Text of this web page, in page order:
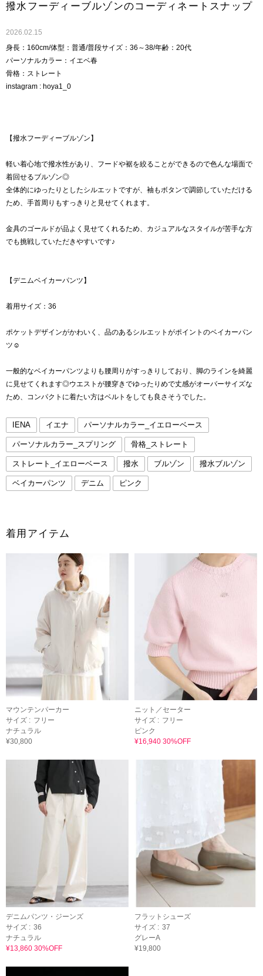
撥水フーディーブルゾンのコーディネートスナップ
2026.02.15
身長：160cm/体型：普通/普段サイズ：36～38/年齢：20代
パーソナルカラー：イエベ春
骨格：ストレート
instagram : hoya1_0
【撥水フーディーブルゾン】
軽い着心地で撥水性があり、フードや裾を絞ることができるので色んな場面で
着回せるブルゾン◎
全体的にゆったりとしたシルエットですが、袖もボタンで調節していただける
ため、手首周りもすっきりと見せてくれます。
金具のゴールドが品よく見せてくれるため、カジュアルなスタイルが苦手な方
でも挑戦していただきやすいです♪
【デニムベイカーパンツ】
着用サイズ：36
ポケットデザインがかわいく、品のあるシルエットがポイントのベイカーパン
ツ☺︎
一般的なベイカーパンツよりも腰周りがすっきりしており、脚のラインを綺麗
に見せてくれます◎ウエストが腰穿きでゆったりめで丈感がオーバーサイズな
ため、コンパクトに着たい方はベルトをしても良さそうでした。
IENA イエナ パーソナルカラー_イエローベース
パーソナルカラー_スプリング 骨格_ストレート
ストレート_イエローベース 撥水 ブルゾン 撥水ブルゾン
ベイカーパンツ デニム ピンク
着用アイテム
マウンテンパーカー
サイズ : フリー
ナチュラル
¥30,800
ニット／セーター
サイズ : フリー
ピンク
¥16,940 30%OFF
デニムパンツ・ジーンズ
サイズ : 36
ナチュラル
¥13,860 30%OFF
フラットシューズ
サイズ : 37
グレーA
¥19,800